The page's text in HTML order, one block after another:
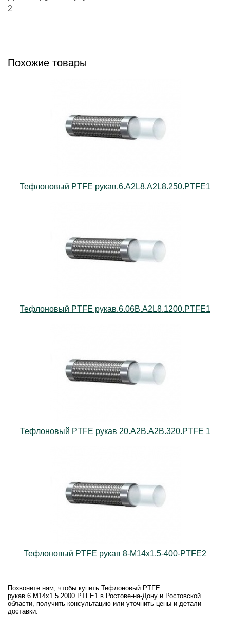
2
Похожие товары
Тефлоновый PTFE рукав.6.A2L8.А2L8.250.PTFE1
Тефлоновый PTFE рукав.6.06В.А2L8.1200.PTFE1
Тефлоновый PTFE рукав 20.А2B.А2B.320.PTFE 1
Тефлоновый PTFE рукав 8-М14х1,5-400-PTFE2
Позвоните нам, чтобы купить Тефлоновый PTFE
рукав.6.М14х1.5.2000.PTFE1 в Ростове-на-Дону и Ростовской
области, получить консультацию или уточнить цены и детали
доставки.